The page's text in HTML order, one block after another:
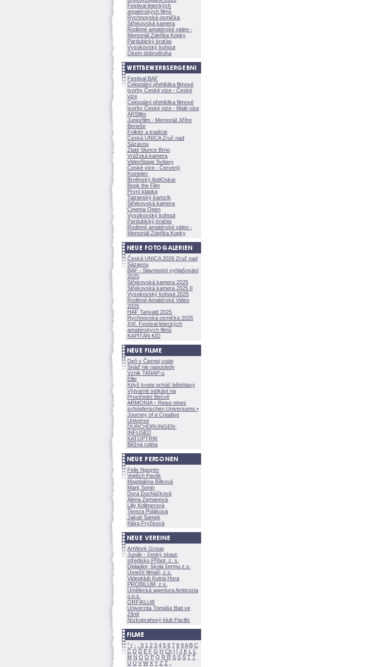
Festival leteckých
amatérských filmů
Rychnovská osmička
Střekovská kamera
Rodinné amatérské video -
Memoriál Zdeňka Kopky
Pardubický kraťas
Vysokovský kohout
Okem dobrodruha
Festival BAF
Celostátní přehlídka filmové
tvorby České vize - České
vize
Celostátní přehlídka filmové
tvorby České vize - Malé vize
ARSfilm
Juniorfilm - Memoriál Jiřího
Beneše
Folklór a tradície
Česká UNICA Zruč nad
Sázavou
Zlaté Slunce Brno
Vrážská kamera
VideoStage Svitavy
České vize - Červený
Kostelec
Brněnský AntiOskar
Book the Film
První klapka
Tatranský kamzík
Střekovská kamera
Cinema Open
Vysokovský kohout
Pardubický kraťas
Rodinné amatérské video -
Memoriál Zdeňka Kopky
Česká UNICA 2026 Zruč nad
Sázavou
BAF - Slavnostní vyhlašování
2025
Střekovská kamera 2025
Střekovská kamera 2025 II
Vysokovský kohout 2025
Rodinné Amatérské Video
2025
HAF Tanvald 2025
Rychnovská osmička 2025
XXI. Festival leteckých
amatérských filmů
KAPITÁN KID
Deň v Čiernej vode
Snáď nie naposledy
Vznik TANAP-u
Ellie
Když kvete pcháč bělohlavý
Výtvarné setkání na
Prostřední Bečvě
ARMONÍA – Reise eines
schöpferischen Universums •
Journey of a Creative
Universe
DURCHDRUNGEN·
INFUSED
KATOPTRIK
Běžná rutina
Felix Nguyen
Vojtěch Pavlík
Magdaléna Bílkov
Mark Sonin
Dora Ducháčkov
Alena Zemanov
Lilly Kollmerov
Tereza Polákov
Jakub Samek
Klára Fryčkov
ArtWork Group
Junák - český skaut,
středisko Příbor, z. s.
Digladior, škola šermu z.s.
Ústečtí filmaři, z.s.
Videoklub Kutná Hora
PROBILUM, z.s.
Umělecká agentura Ambrozia
o.p.s.
ORFIKLUB
Univerzita Tomáše Bati ve
Zlíně
Nízkoprahový klub Pacific
" ( - 0 1 2 3 4 5 6 7 8 9A B C
Č D Ď E F G H Ch I Í J K L
Ľ
M N O Ó P Q R Ř S Ś T Ť
U Ú V W X Y Z